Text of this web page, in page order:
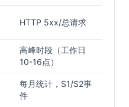
HTTP 5xx/总请求
高峰时段（工作日
10-16点）
每月统计，S1/S2事
件